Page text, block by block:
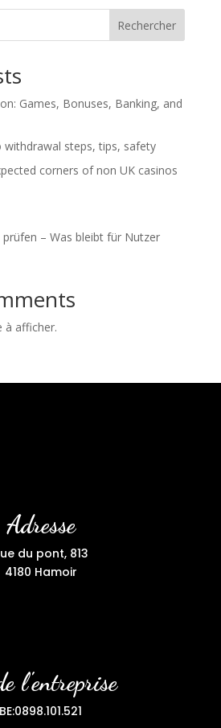
Rechercher
Games, Bonuses, Banking, and
withdrawal steps, tips, safety
corners of non UK casinos
prüfen – Was bleibt für Nutzer
à afficher.
Adresse
du pont, 813
4180 Hamoir
l'entreprise
BE:0898.101.521